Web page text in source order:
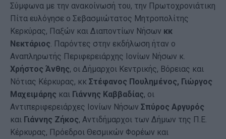
Σύμφωνα με την ανακοίνωσή του, την Πρωτοχρονιάτικη
Πίτα ευλόγησε ο Σεβασμιώτατος Μητροπολίτης
Κερκύρας, Παξών και Διαποντίων Νήσων κκ
Νεκτάριος . Παρόντες στην εκδήλωση ήταν ο
Αναπληρωτής Περιφερειάρχης Ιονίων Νήσων κ.
Χρήστος Άνθης, οι Δήμαρχοι Κεντρικής, Βόρειας και
Νότιας Κέρκυρας, κκ Στέφανος Πουλημένος, Γιώργος
Μαχειμάρης και Γιάννης Καββαδίας, οι
Αντιπεριφερειάρχες Ιονίων Νήσων Σπύρος Αργυρός
και Γιάννης Ζήκος, Αντιδήμαρχοι των Δήμων της Π.Ε.
Κέρκυρας, Πρόεδροι Θεσμικών Φορέων και